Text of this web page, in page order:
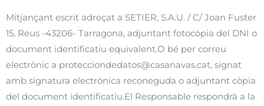
Mitjançant escrit adreçat a SETIER, S.A.U. / C/ Joan Fuster
15, Reus -43206- Tarragona, adjuntant fotocòpia del DNI o
document identificatiu equivalent.O bé per correu
electrònic a protecciondedatos@casanavas.cat, signat
amb signatura electrònica reconeguda o adjuntant còpia
del document identificatiu.El Responsable respondrà a la